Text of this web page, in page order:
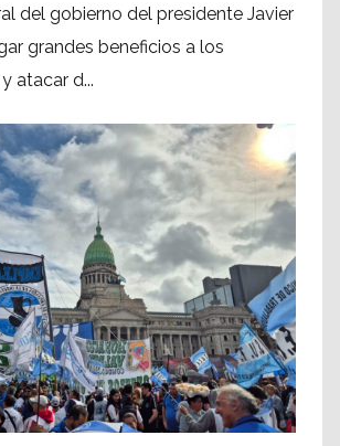
del gobierno del presidente Javier
grandes beneficios a los
atacar d...